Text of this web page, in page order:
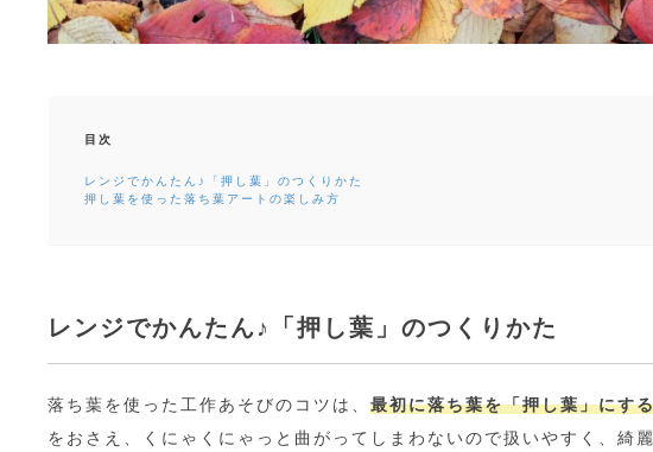
目次
レンジでかんたん♪「押し葉」のつくりかた
押し葉を使った落ち葉アートの楽しみ方
レンジでかんたん♪「押し葉」のつくりかた
落ち葉を使った工作あそびのコツは、 最初に落ち葉を「押し葉」にす
をおさえ、くにゃくにゃっと曲がってしまわないので扱いやすく、綺